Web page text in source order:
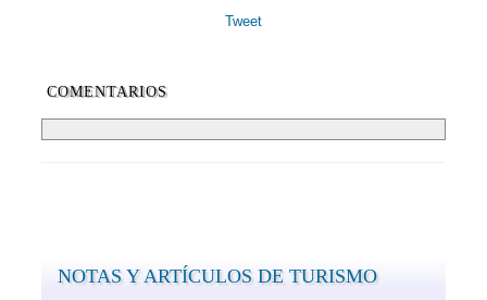
Tweet
COMENTARIOS
NOTAS Y ARTÍCULOS DE TURISMO